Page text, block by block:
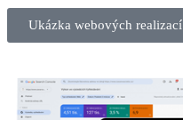
Ukázka webových realizací